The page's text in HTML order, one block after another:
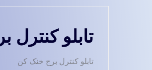
تابلو
تابلو کنترل برج خنک کن